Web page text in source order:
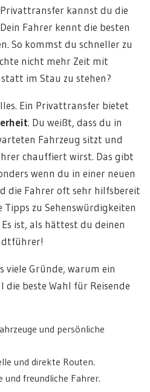
kannst du die
Fahrer kennt die besten
So kommst du schneller zu
nicht mehr Zeit mit
im Stau zu stehen?
Ein Privattransfer bietet
. Du weißt, dass du in
Fahrzeug sitzt und
chauffiert wirst. Das gibt
wenn du in einer neuen
die Fahrer oft sehr hilfsbereit
zu Sehenswürdigkeiten
ist, als hättest du deinen
viele Gründe, warum ein
beste Wahl für Reisende
und persönliche
und direkte Routen.
und freundliche Fahrer.